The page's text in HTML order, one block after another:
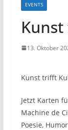
EVENTS
13. Oktober
Kunst trifft
Jetzt Karten
Machine de
Poesie,